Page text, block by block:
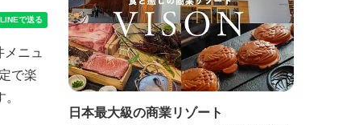
ニュ
で楽
日本最大級の商業リゾート